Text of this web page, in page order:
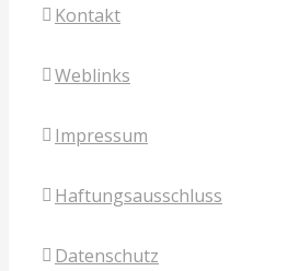
Kontakt
Weblinks
Impressum
Haftungsausschluss
Datenschutz